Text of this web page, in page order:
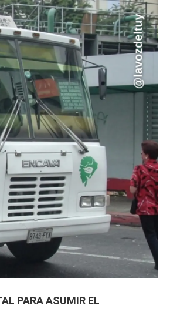
PARA ASUMIR EL